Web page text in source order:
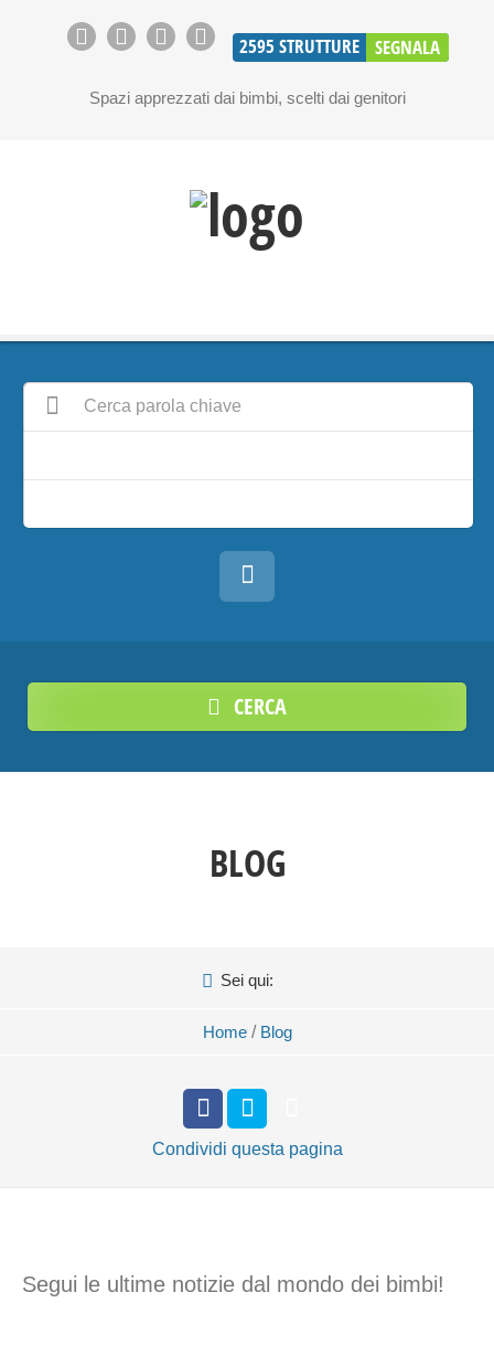
2595 STRUTTURE SEGNALA
Spazi apprezzati dai bimbi, scelti dai genitori
CERCA
BLOG
Sei qui:
Home / Blog
Condividi questa pagina
Segui le ultime notizie dal mondo dei bimbi!